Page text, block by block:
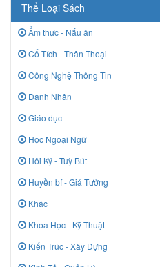
Thể Loại Sách
Ẩm thực - Nấu ăn
Cổ Tích - Thần Thoại
Công Nghệ Thông Tin
Danh Nhân
Giáo dục
Học Ngoại Ngữ
Hồi Ký - Tuỳ Bút
Huyền bí - Giả Tưởng
Khác
Khoa Học - Kỹ Thuật
Kiến Trúc - Xây Dựng